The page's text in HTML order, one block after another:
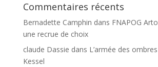
Commentaires récents
Bernadette Camphin dans FNAPOG
une recrue de choix
claude Dassie dans L’armée des
Kessel